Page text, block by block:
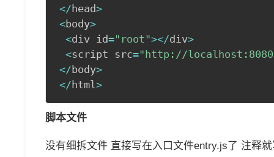
</ head>
<body>
<div id="root"></div>
<script src="http://
</ body>
</ html>
脚本文件
没有细拆文件 直接写在入口文件entry.js了 注释